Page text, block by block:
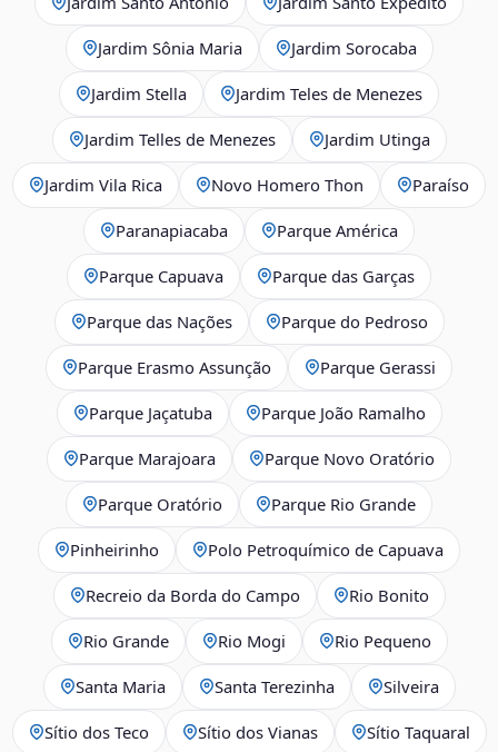
Jardim Sônia Maria Jardim Sorocaba
Jardim Stella Jardim Teles de Menezes
Jardim Telles de Menezes Jardim Utinga
Jardim Vila Rica Novo Homero Thon Paraíso
Paranapiacaba Parque América
Parque Capuava Parque das Garças
Parque das Nações Parque do Pedroso
Parque Erasmo Assunção Parque Gerassi
Parque Jaçatuba Parque João Ramalho
Parque Marajoara Parque Novo Oratório
Parque Oratório Parque Rio Grande
Pinheirinho Polo Petroquímico de Capuava
Recreio da Borda do Campo Rio Bonito
Rio Grande Rio Mogi Rio Pequeno
Santa Maria Santa Terezinha Silveira
Sítio dos Teco Sítio dos Vianas Sítio Taquaral